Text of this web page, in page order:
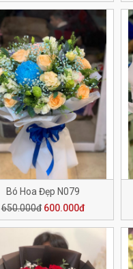
Bó Hoa Đẹp N079
650.000đ 600.000đ